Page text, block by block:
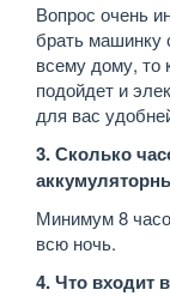
Вопрос очень
брать машинку
всему дому, то
подойдет и
для вас
3. Сколько
Минимум 8
всю ночь.
4. Что входит